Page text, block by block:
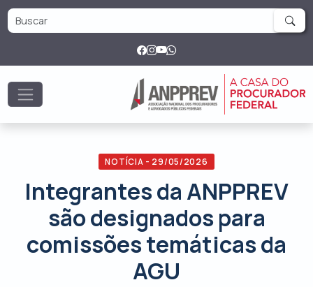
NOTÍCIA - 29/05/2026
Integrantes da ANPPREV
são designados para
comissões temáticas da
AGU